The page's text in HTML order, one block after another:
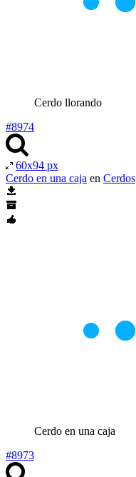
Cerdo llorando
#8974
60x94 px
Cerdo en una caja en Cerdos
Cerdo en una caja
#8973